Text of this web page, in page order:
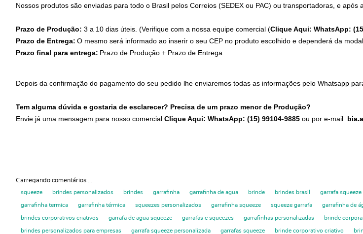
Nossos produtos são enviadas para todo o Brasil pelos Correios (SEDEX ou PAC) ou transportadoras, e
Prazo de Produção: 3 a 10 dias úteis. (Verifique com a nossa equipe comercial (Clique Aqui: WhatsApp:
Prazo de Entrega: O mesmo será informado ao inserir o seu CEP no produto escolhido e dependerá da
Prazo final para entrega: Prazo de Produção + Prazo de Entrega
Depois da confirmação do pagamento do seu pedido lhe enviaremos todas as informações pelo Whatsapp
Tem alguma dúvida e gostaria de esclarecer? Precisa de um prazo menor de Produção?
Envie já uma mensagem para nosso comercial Clique Aqui: WhatsApp: (15) 99104-9885 ou por e-mail
Carregando comentários ...
squeeze brindes personalizados brindes garrafinha garrafinha de agua brinde brindes brasil garrafa squeeze
garrafinha termica garrafinha térmica squeezes personalizados garrafinha squeeze squeeze garrafa garrafinha de
brindes corporativos criativos garrafa de agua squeeze garrafas e squeezes garrafinhas personalizadas brinde
brindes personalizados para empresas garrafa squeeze personalizada garrafas squeeze brinde corporativo criativo